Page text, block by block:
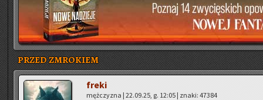
PRZED ZMROKIEM
freki
męż­czy­zna | 22.09.25, g. 12:05 | znaki: 47384